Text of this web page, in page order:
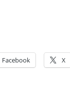
Facebook X